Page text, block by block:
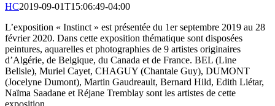
HC2019-09-01T15:06:49-04:00
L’exposition « Instinct » est présentée du 1er septembre 2019 au 28
février 2020. Dans cette exposition thématique sont disposées
peintures, aquarelles et photographies de 9 artistes originaires
d’Algérie, de Belgique, du Canada et de France. BEL (Line
Belisle), Muriel Cayet, CHAGUY (Chantale Guy), DUMONT
(Jocelyne Dumont), Martin Gaudreault, Bernard Hild, Edith Liétar,
Naïma Saadane et Réjane Tremblay sont les artistes de cette
exposition.